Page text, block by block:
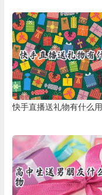
快手直播送礼物有什么用